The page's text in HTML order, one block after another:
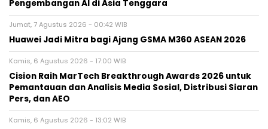
Pengembangan AI di Asia Tenggara
Jumat, 7 Agustus 2026 - 00:42 WIB
Huawei Jadi Mitra bagi Ajang GSMA M360 ASEAN 2026
Kamis, 6 Agustus 2026 - 17:00 WIB
Cision Raih MarTech Breakthrough Awards 2026 untuk
Pemantauan dan Analisis Media Sosial, Distribusi Siaran
Pers, dan AEO
Kamis, 6 Agustus 2026 - 13:02 WIB